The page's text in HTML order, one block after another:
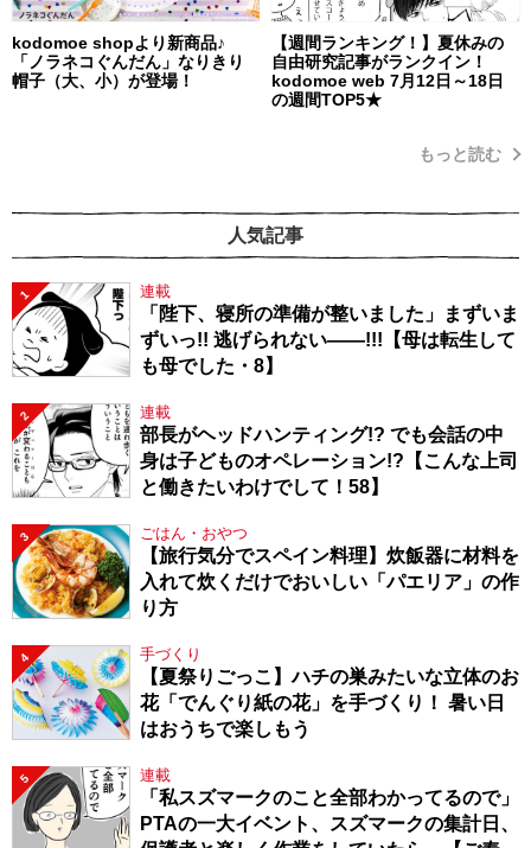
kodomoe shopより新商品♪
「ノラネコぐんだん」なりきり
帽子（大、小）が登場！
【週間ランキング！】夏休みの
自由研究記事がランクイン！
kodomoe web 7月12日～18日
の週間TOP5★
もっと読む
人気記事
1 連載
「陛下、寝所の準備が整いました」まずいま
ずいっ!! 逃げられない――!!!【母は転生して
も母でした・8】
2 連載
部長がヘッドハンティング!? でも会話の中
身は子どものオペレーション!?【こんな上司
と働きたいわけでして！58】
3 ごはん・おやつ
【旅行気分でスペイン料理】炊飯器に材料を
入れて炊くだけでおいしい「パエリア」の作
り方
4 手づくり
【夏祭りごっこ】ハチの巣みたいな立体のお
花「でんぐり紙の花」を手づくり！ 暑い日
はおうちで楽しもう
5 連載
「私スズマークのこと全部わかってるので」
PTAの一大イベント、スズマークの集計日、